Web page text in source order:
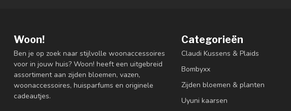
Woon!
Ben je op zoek naar stijlvolle woonaccessoires
voor in jouw huis? Woon! heeft een uitgebreid
assortiment aan zijden bloemen, vazen,
woonaccessoires, huisparfums en originele
cadeautjes.
Categorieën
Claudi Kussens & Plaids
Bombyxx
Zijden bloemen & planten
Uyuni kaarsen